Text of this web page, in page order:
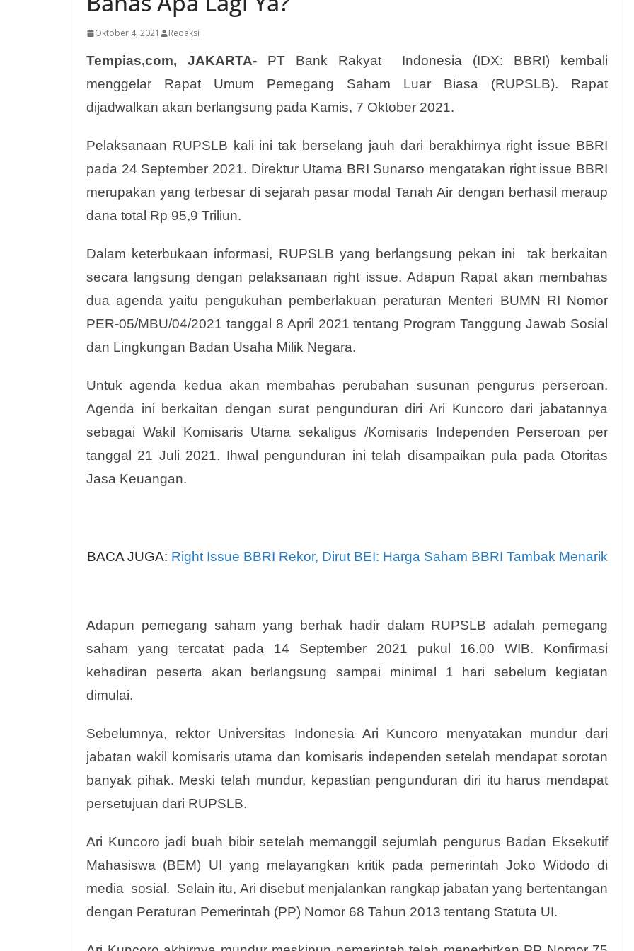
Oktober 4, 2021 Redaksi
Tempias,com, JAKARTA-PT Bank Rakyat Indonesia (IDX: BBRI) kembali
menggelar Rapat Umum Pemegang Saham Luar Biasa (RUPSLB). Rapat
dijadwalkan akan berlangsung pada Kamis, 7 Oktober 2021.
Pelaksanaan RUPSLB kali ini tak berselang jauh dari berakhirnya right issue BBRI
pada 24 September 2021. Direktur Utama BRI Sunarso mengatakan right issue BBRI
merupakan yang terbesar di sejarah pasar modal Tanah Air dengan berhasil meraup
dana total Rp 95,9 Triliun.
Dalam keterbukaan informasi, RUPSLB yang berlangsung pekan ini tak berkaitan
secara langsung dengan pelaksanaan right issue. Adapun Rapat akan membahas
dua agenda yaitu pengukuhan pemberlakuan peraturan Menteri BUMN RI Nomor
PER-05/MBU/04/2021 tanggal 8 April 2021 tentang Program Tanggung Jawab Sosial
dan Lingkungan Badan Usaha Milik Negara.
Untuk agenda kedua akan membahas perubahan susunan pengurus perseroan.
Agenda ini berkaitan dengan surat pengunduran diri Ari Kuncoro dari jabatannya
sebagai Wakil Komisaris Utama sekaligus /Komisaris Independen Perseroan per
tanggal 21 Juli 2021. Ihwal pengunduran ini telah disampaikan pula pada Otoritas
Jasa Keuangan.
BACA JUGA: Right Issue BBRI Rekor, Dirut BEI: Harga Saham BBRI Tambak Menarik
Adapun pemegang saham yang berhak hadir dalam RUPSLB adalah pemegang
saham yang tercatat pada 14 September 2021 pukul 16.00 WIB. Konfirmasi
kehadiran peserta akan berlangsung sampai minimal 1 hari sebelum kegiatan
dimulai.
Sebelumnya, rektor Universitas Indonesia Ari Kuncoro menyatakan mundur dari
jabatan wakil komisaris utama dan komisaris independen setelah mendapat sorotan
banyak pihak. Meski telah mundur, kepastian pengunduran diri itu harus mendapat
persetujuan dari RUPSLB.
Ari Kuncoro jadi buah bibir setelah memanggil sejumlah pengurus Badan Eksekutif
Mahasiswa (BEM) UI yang melayangkan kritik pada pemerintah Joko Widodo di
media sosial. Selain itu, Ari disebut menjalankan rangkap jabatan yang bertentangan
dengan Peraturan Pemerintah (PP) Nomor 68 Tahun 2013 tentang Statuta UI.